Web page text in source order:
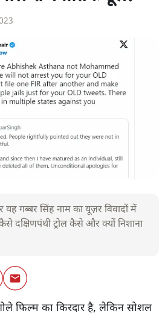
गब्बर सिंह नाम का यूज़र विवादों में
दक्षिणपंथी ट्रोल कैसे और क्यों निशाना
फिल्म का किरदार है, लेकिन सोशल